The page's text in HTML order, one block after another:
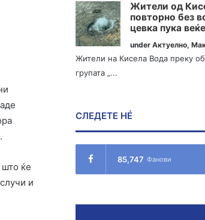
ќе
и
Жители од
повторно без
цевка пука
underАктуелно,
Жители на Кисела Вода преку
групата „...
СЛЕДЕТЕ НÉ
85,747 Фанови